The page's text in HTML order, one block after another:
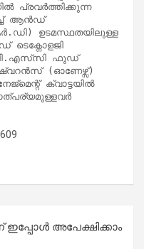
പ്രവർത്തിക്കുന്ന
ആൻഡ്
ഉടമസ്ഥതയിലുള്ള
ഫുഡ്
(ഓണേഴ്സ്)
ഇപ്പോൾ അപേക്ഷിക്കാം